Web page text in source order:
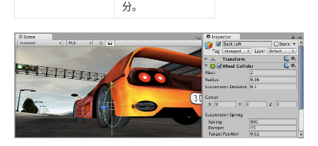
分。